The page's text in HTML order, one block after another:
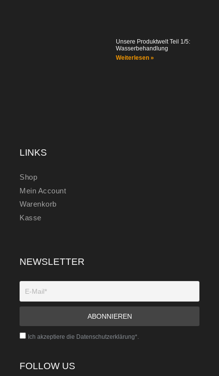
Unsere Produktwelt Teil 1/5:
Wasserbehandlung
Weiterlesen »
LINKS
Shop
Mein Account
Warenkorb
Kasse
NEWSLETTER
Ich akzeptiere die Datenschutzerklärung*.
FOLLOW US